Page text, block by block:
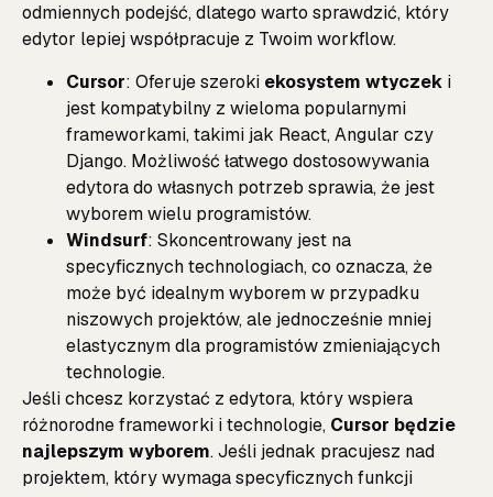
odmiennych podejść, dlatego warto sprawdzić, który
edytor lepiej współpracuje z Twoim workflow.
Cursor: Oferuje szeroki ekosystem wtyczek i
jest kompatybilny z wieloma popularnymi
frameworkami, takimi jak React, Angular czy
Django. Możliwość łatwego dostosowywania
edytora do własnych potrzeb sprawia, że jest
wyborem wielu programistów.
Windsurf: Skoncentrowany jest na
specyficznych technologiach, co oznacza, że
może być idealnym wyborem w przypadku
niszowych projektów, ale jednocześnie mniej
elastycznym dla programistów zmieniających
technologie.
Jeśli chcesz korzystać z edytora, który wspiera
różnorodne frameworki i technologie, Cursor będzie
najlepszym wyborem. Jeśli jednak pracujesz nad
projektem, który wymaga specyficznych funkcji